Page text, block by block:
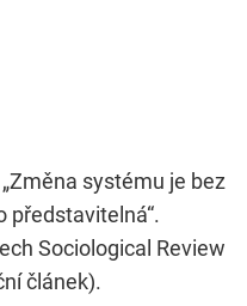
systému je bez
představitelná“.
Sociological Review
článek).